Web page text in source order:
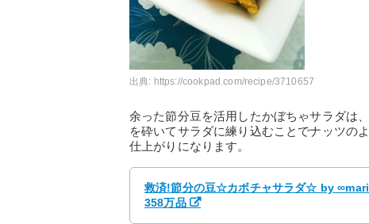
出典: https://cookpad.com/recipe/3710657
余った節分豆を活用したかぼちゃサラダは
を砕いてサラダに練り込むことでナッツの
仕上がりになります。
救済!節分の豆☆カボチャサラダ☆ by
358万品